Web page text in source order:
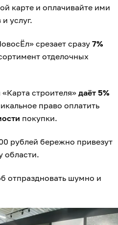
карте и оплачивайте ими
услуг.
срезает сразу 7%
отделочных
строителя»даёт 5%
право оплатить
покупки.
рублей бережно привезут
области.
отпраздновать шумно и